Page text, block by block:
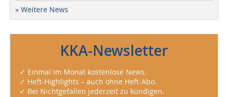
» Weitere News
KKA-Newsletter
✓ Einmal im Monat kostenlose News.
✓ Heft-Highlights – auch ohne Heft-Abo.
✓ Bei Nichtgefallen jederzeit zu kündigen.